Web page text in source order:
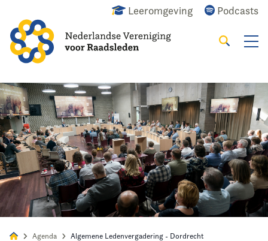
Leeromgeving Podcasts
Alles Nieuws Agenda Raadslid
Zoeken
Agenda Algemene Ledenvergadering - Dordrecht